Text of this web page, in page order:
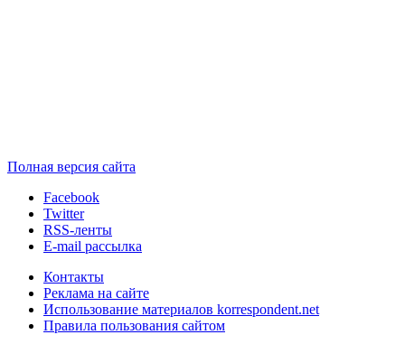
Полная версия сайта
Facebook
Twitter
RSS-ленты
E-mail рассылка
Контакты
Реклама на сайте
Использование материалов korrespondent.net
Правила пользования сайтом